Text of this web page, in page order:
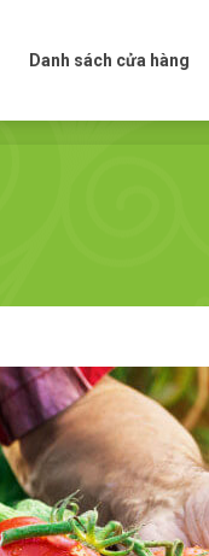
Danh sách cửa hàng